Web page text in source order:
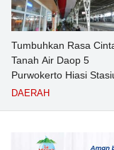
Tumbuhkan Rasa
Tanah Air Daop 5
Purwokerto Hiasi
dengan Ornamen
DAERAH